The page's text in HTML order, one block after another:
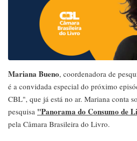
Mariana Bueno, coordenadora de
é a convidada especial do próximo
CBL", que já está no ar. Mariana conta
pesquisa "Panorama do Consumo de
pela Câmara Brasileira do Livro.